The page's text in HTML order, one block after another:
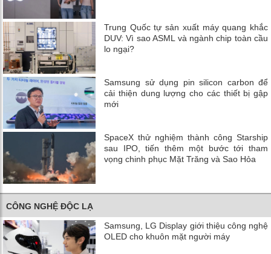
Trung Quốc tự sản xuất máy quang khắc
DUV: Vì sao ASML và ngành chip toàn cầu
lo ngại?
Samsung sử dụng pin silicon carbon để
cải thiện dung lượng cho các thiết bị gập
mới
SpaceX thử nghiệm thành công Starship
sau IPO, tiến thêm một bước tới tham
vọng chinh phục Mặt Trăng và Sao Hỏa
CÔNG NGHỆ ĐỘC LẠ
Samsung, LG Display giới thiệu công nghệ
OLED cho khuôn mặt người máy